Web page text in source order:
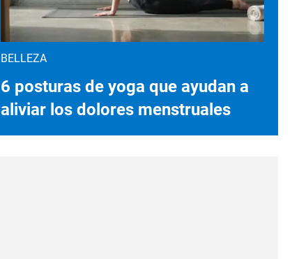
BELLEZA
6 posturas de yoga que ayudan a
aliviar los dolores menstruales